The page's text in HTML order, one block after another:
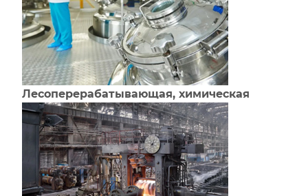
Лесоперерабатывающая, химическая